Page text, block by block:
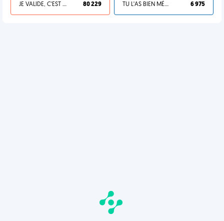
JE VALIDE, C'EST UNE VDM 80 229 TU L'AS BIEN MÉRITÉ 6 975